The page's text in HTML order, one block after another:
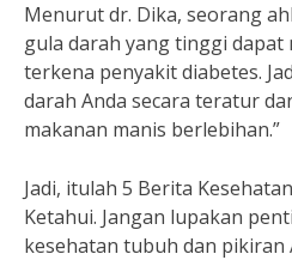
Menurut dr. Dika, seorang
gula darah yang tinggi
terkena penyakit diabetes.
darah Anda secara teratur
makanan manis berlebihan.”
Jadi, itulah 5 Berita
Ketahui. Jangan lupakan
kesehatan tubuh dan pikiran